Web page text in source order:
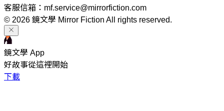
客服信箱：mf.service@mirrorfiction.com
© 2026 鏡文學 Mirror Fiction All rights reserved.
鏡文學 App
好故事從這裡開始
下載